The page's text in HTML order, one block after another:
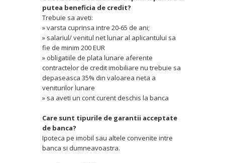
putea beneficia de credit?
Trebuie sa aveti:
» varsta cuprinsa intre 20-65 de ani;
» salariul/ venitul net lunar al aplicantului sa
fie de minim 200 EUR
» obligatiile de plata lunare aferente
contractelor de credit imobiliare nu trebuie sa
depaseasca 35% din valoarea neta a
veniturilor lunare
» sa aveti un cont curent deschis la banca
Care sunt tipurile de garantii acceptate
de banca?
Ipoteca pe imobil sau altele convenite intre
banca si dumneavoastra.